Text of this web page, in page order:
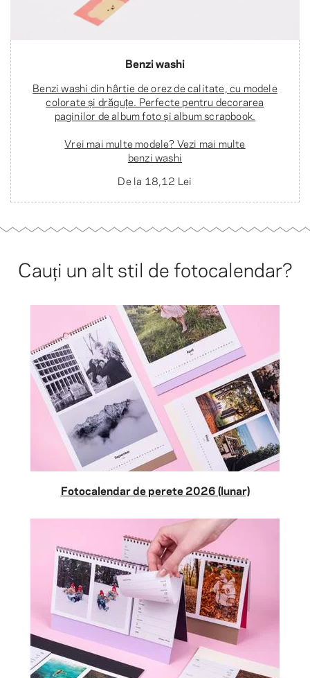
Benzi washi
Benzi washi din hârtie de orez de calitate, cu modele
colorate și drăguțe. Perfecte pentru decorarea
paginilor de album foto și album scrapbook.
Vrei mai multe modele? Vezi mai multe
benzi washi
De la 18,12 Lei
Cauți un alt stil de fotocalendar?
Fotocalendar de perete 2026 (lunar)